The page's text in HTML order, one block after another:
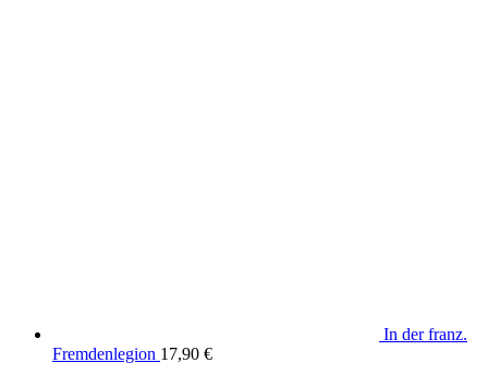
In der franz.
Fremdenlegion 17,90 €